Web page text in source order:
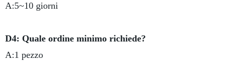
A:5~10 giorni
D4: Quale ordine minimo richiede?
A:1 pezzo